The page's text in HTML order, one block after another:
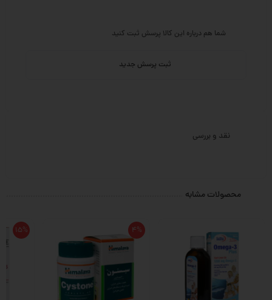
شما هم درباره این کالا پرسش ثبت کنید
ثبت پرسش جدید
نقد و بررسی
محصولات مشابه
4%
15%